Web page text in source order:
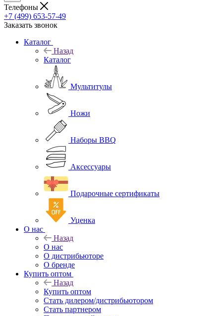
Телефоны
+7 (499) 653-57-49
Заказать звонок
Каталог
Назад
Каталог
Мультитулы
Ножи
Наборы BBQ
Аксессуары
Подарочные сертификаты
Уценка
О нас
Назад
О нас
О дистрибьюторе
О бренде
Купить оптом
Назад
Купить оптом
Стать дилером/дистрибьютором
Стать партнером